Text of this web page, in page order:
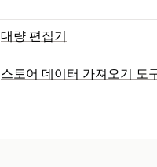
대량 편집기
편집 가능한 자원
스토어 데이터 가져오기 도